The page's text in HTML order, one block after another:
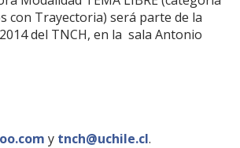
con Trayectoria) será parte de la
del TNCH, en la sala Antonio
y tnch@uchile.cl.